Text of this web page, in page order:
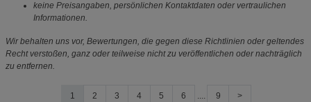
keine Preisangaben, persönlichen Kontaktdaten oder vertraulichen
Informationen.
Wir behalten uns vor, Bewertungen, die gegen diese Richtlinien oder geltendes
Recht verstoßen, ganz oder teilweise nicht zu veröffentlichen oder nachträglich
zu entfernen.
1 2 3 4 5 6 .... 9 >